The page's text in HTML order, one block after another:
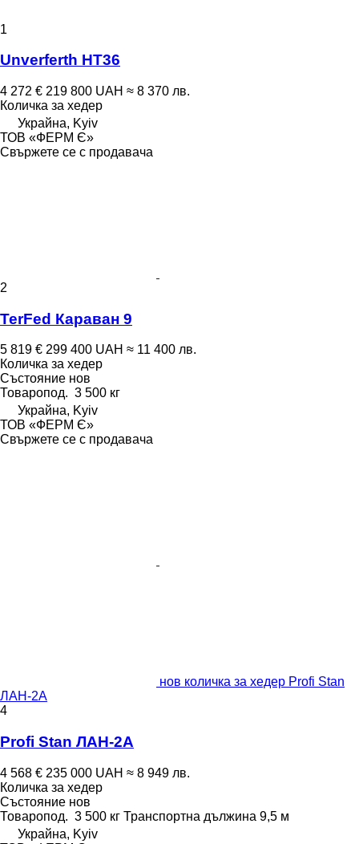
1
Unverferth HT36
4 272 € 219 800 UAH ≈ 8 370 лв.
Количка за хедер
Украйна, Kyiv
ТОВ «ФЕРМ Є»
Свържете се с продавача
2
TerFed Караван 9
5 819 € 299 400 UAH ≈ 11 400 лв.
Количка за хедер
Състояние нов
Товаропод. 3 500 кг
Украйна, Kyiv
ТОВ «ФЕРМ Є»
Свържете се с продавача
нов количка за хедер Profi Stan
ЛАН-2А
4
Profi Stan ЛАН-2А
4 568 € 235 000 UAH ≈ 8 949 лв.
Количка за хедер
Състояние нов
Товаропод. 3 500 кг Транспортна дължина 9,5 м
Украйна, Kyiv